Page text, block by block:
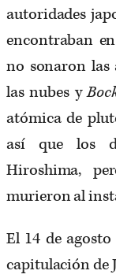
autoridades
encontraban
no sonaron las
las nubes y
atómica de
así que los
Hiroshima,
murieron al
El 14 de
capitulación de